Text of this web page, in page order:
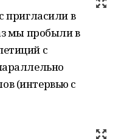
пригласили в
мы пробыли в
с
(интервью с